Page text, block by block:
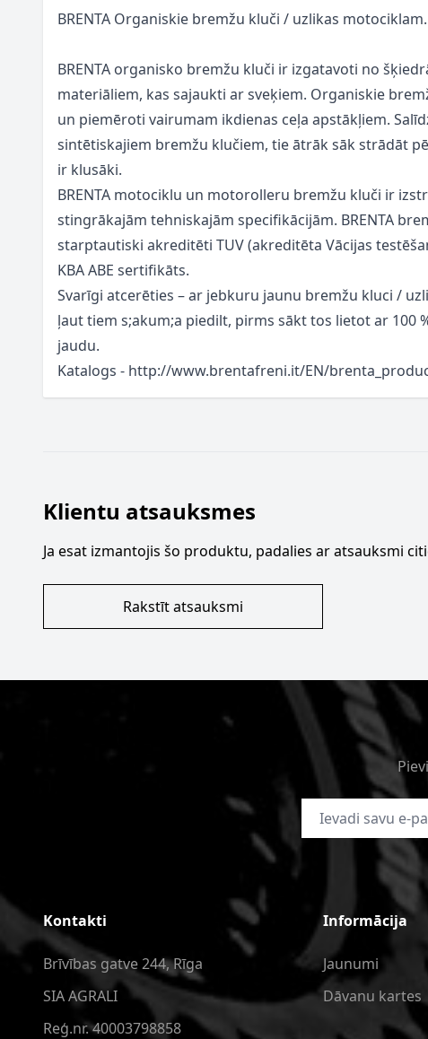
BRENTA Organiskie bremžu kluči / uzlikas motociklam.
BRENTA organisko bremžu kluči ir izgatavoti no
materiāliem, kas sajaukti ar sveķiem. Organiskie
un piemēroti vairumam ikdienas ceļa apstākļiem.
sintētiskajiem bremžu klučiem, tie ātrāk sāk strādāt
ir klusāki.
BRENTA motociklu un motorolleru bremžu kluči ir
stingrākajām tehniskajām specifikācijām. BRENTA
starptautiski akreditēti TUV (akreditēta Vācijas
KBA ABE sertifikāts.
Svarīgi atcerēties – ar jebkuru jaunu bremžu kluci /
ļaut tiem s;akum;a piedilt, pirms sākt tos lietot ar 100
jaudu.
Katalogs - http://www.brentafreni.it/EN/
Klientu atsauksmes
Ja esat izmantojis šo produktu, padalies ar atsauksmi
Rakstīt atsauksmi
E-pasta adrese
Kontakti
Brīvības gatve 244, Rīga
SIA AGRALI
Reģ.nr. 40003798858
Informācija
Jaunumi
Dāvanu kartes